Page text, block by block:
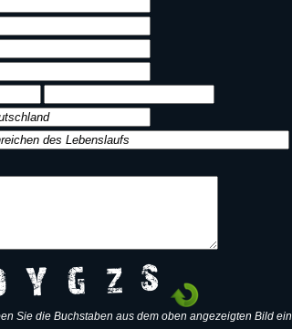
Sie die Buchstaben aus dem oben angezeigten Bild ein